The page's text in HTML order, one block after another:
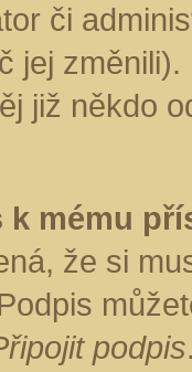
či
jej
již někdo
mému
že si
podpis